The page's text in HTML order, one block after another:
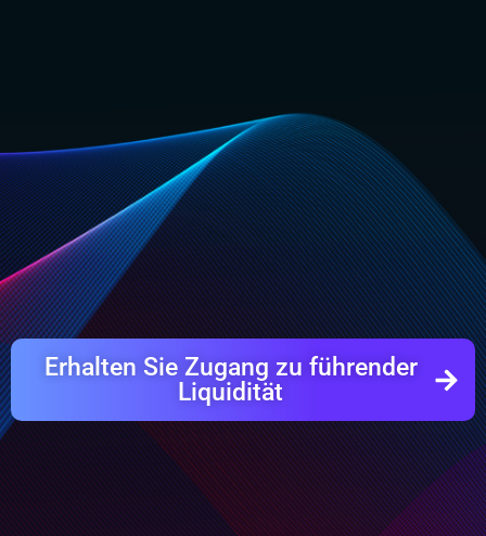
Erhalten Sie Zugang zu führender
Liquidität